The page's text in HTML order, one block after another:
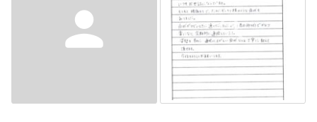
person